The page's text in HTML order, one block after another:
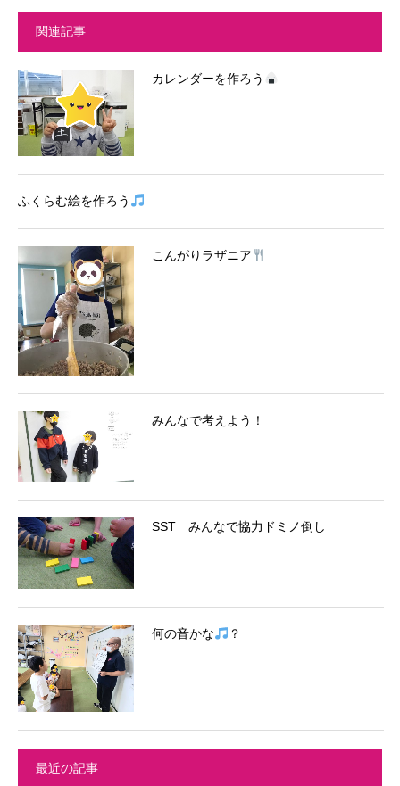
関連記事
カレンダーを作ろう
ふくらむ絵を作ろう
こんがりラザニア
みんなで考えよう！
SST みんなで協力ドミノ倒し
何の音かな ？
最近の記事